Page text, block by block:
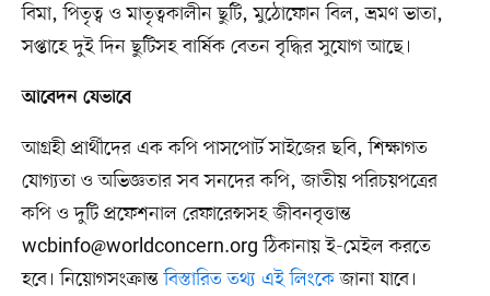
বিমা, পিতৃত্ব ও মাতৃত্বকালীন ছুটি, মুঠোফোন বিল, ভ্রমণ ভাতা,
সপ্তাহে দুই দিন ছুটিসহ বার্ষিক বেতন বৃদ্ধির সুযোগ আছে।
আবেদন যেভাবে
আগ্রহী প্রার্থীদের এক কপি পাসপোর্ট সাইজের ছবি, শিক্ষাগত
যোগ্যতা ও অভিজ্ঞতার সব সনদের কপি, জাতীয় পরিচয়পত্রের
কপি ও দুটি প্রফেশনাল রেফারেন্সসহ জীবনবৃত্তান্ত
wcbinfo@worldconcern.org ঠিকানায় ই-মেইল করতে
হবে। নিয়োগসংক্রান্তবিস্তারিত তথ্য এই লিংকেজানা যাবে।